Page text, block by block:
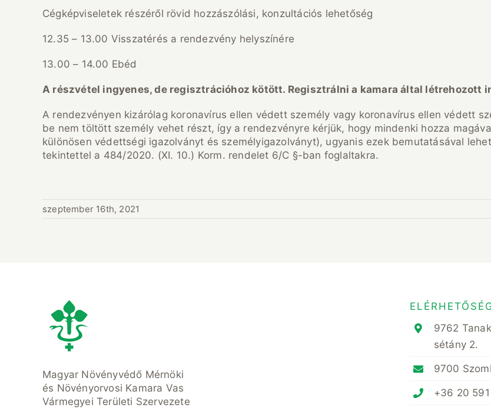
Cégképviseletek részéről rövid hozzászólási, konzultációs lehetőség
12.35 – 13.00 Visszatérés a rendezvény helyszínére
13.00 – 14.00 Ebéd
A részvétel ingyenes, de regisztrációhoz kötött. Regisztrálni a kamara által létrehozott
A rendezvényen kizárólag koronavírus ellen védett személy vagy koronavírus ellen védett
be nem töltött személy vehet részt, így a rendezvényre kérjük, hogy mindenki hozza
különösen védettségi igazolványt és személyigazolványt), ugyanis ezek bemutatásával
tekintettel a 484/2020. (XI. 10.) Korm. rendelet 6/C §-ban foglaltakra.
szeptember 16th, 2021
Magyar Növényvédő Mérnöki
és Növényorvosi Kamara Vas
Vármegyei Területi Szervezete
9762
sétány 2.
9700
+36 20